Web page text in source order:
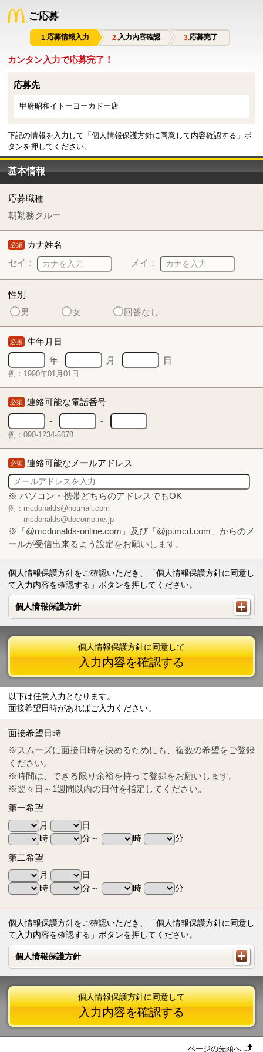
ご応募
応募情報入力 入力内容確認 応募完了
カンタン入力で応募完了！
応募先
甲府昭和イトーヨーカドー店
下記の情報を入力して「個人情報保護方針に同意して内容確認する」ボ
タンを押してください。
基本情報
応募職種
朝勤務クルー
必須 カナ姓名
セイ：
メイ：
性別
男
女 回答なし
必須 生年月日
年
月 日
例：1990年01月01日
必須 連絡可能な電話番号
-
-
例：090-1234-5678
必須 連絡可能なメールアドレス
※ パソコン・携帯どちらのアドレスでもOK
例：mcdonalds@hotmail.com
mcdonalds@docomo.ne.jp
※「@mcdonalds-online.com」及び「@jp.mcd.com」からのメ
ールが受信出来るよう設定をお願いします。
個人情報保護方針をご確認いただき、「個人情報保護方針に同意し
て入力内容を確認する」ボタンを押してください。
個人情報保護方針
個人情報保護方針
Tel
0570-55-0314
個人情報保護方針に同意して
入力内容を確認する
以下は任意入力となります。
面接希望日時があればご入力ください。
面接希望日時
※スムーズに面接日時を決めるためにも、複数の希望をご登録
ください。
※時間は、できる限り余裕を持って登録をお願いします。
※翌々日～1週間以内の日付を指定してください。
第一希望
月
日
時
分～ 時
分
第二希望
月
日
時
分～ 時 分
個人情報保護方針をご確認いただき、「個人情報保護方針に同意し
て入力内容を確認する」ボタンを押してください。
個人情報保護方針
個人情報保護方針
個人情報保護方針に同意して
入力内容を確認する
ページの先頭へ